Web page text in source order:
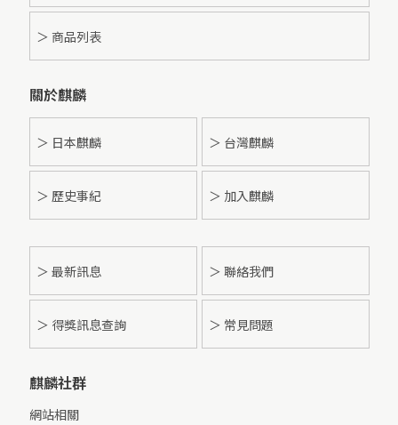
＞ 商品列表
關於麒麟
＞ 日本麒麟 ＞ 台灣麒麟
＞ 歷史事紀 ＞ 加入麒麟
＞ 最新訊息 ＞ 聯絡我們
＞ 得獎訊息查詢 ＞ 常見問題
麒麟社群
網站相關